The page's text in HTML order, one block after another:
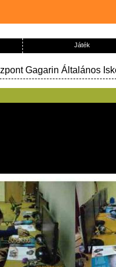
Játék
Gagarin Általános